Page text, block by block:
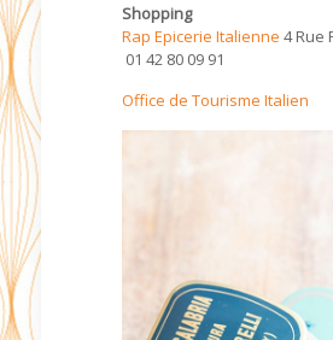
Shopping
Rap Epicerie Italienne 4 Rue
01 42 80 09 91
Office de Tourisme Italien